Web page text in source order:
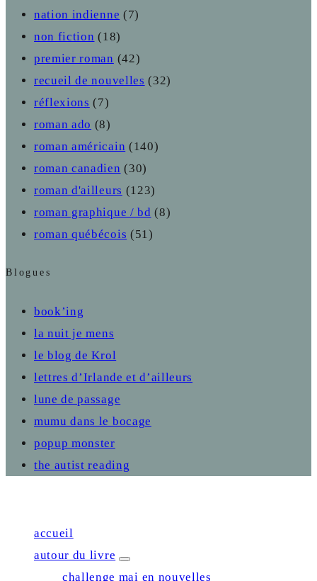
nation indienne (7)
non fiction (18)
premier roman (42)
recueil de nouvelles (32)
réflexions (7)
roman ado (8)
roman américain (140)
roman canadien (30)
roman d'ailleurs (123)
roman graphique / bd (8)
roman québécois (51)
Blogues
book’ing
la nuit je mens
le blog de Krol
lettres d’Irlande et d’ailleurs
lune de passage
mumu dans le bocage
popup monster
the autist reading
accueil
autour du livre
expand
child
challenge mai en nouvelles